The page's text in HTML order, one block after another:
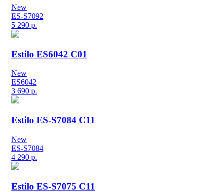
New
ES-S7092
5 290 р.
Estilo ES6042 C01
New
ES6042
3 690 р.
Estilo ES-S7084 C11
New
ES-S7084
4 290 р.
Estilo ES-S7075 C11